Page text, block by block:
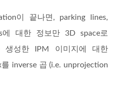
이 끝나면, parking lines,
에 대한 정보만 3D space로
생성한 IPM 이미지에 대한
inverse 곱 (i.e. unprojection